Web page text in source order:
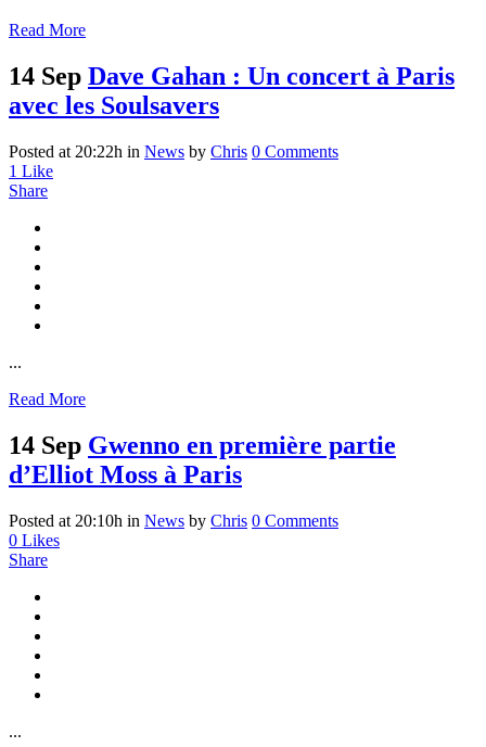
Read More
14 Sep Dave Gahan : Un concert à Paris
avec les Soulsavers
Posted at 20:22h in News by Chris 0 Comments
1 Like
Share
...
Read More
14 Sep Gwenno en première partie
d’Elliot Moss à Paris
Posted at 20:10h in News by Chris 0 Comments
0 Likes
Share
...